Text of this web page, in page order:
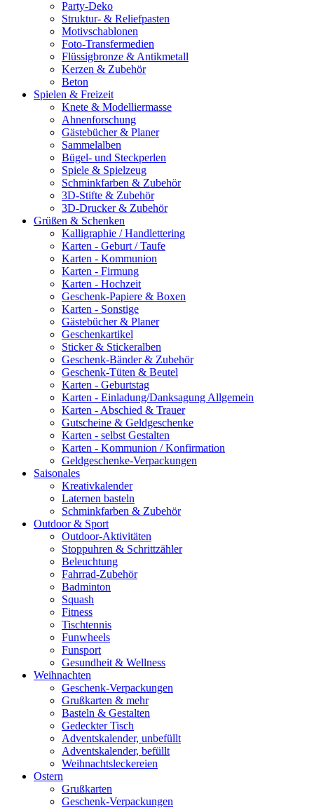
Party-Deko
Struktur- & Reliefpasten
Motivschablonen
Foto-Transfermedien
Flüssigbronze & Antikmetall
Kerzen & Zubehör
Beton
Spielen & Freizeit
Knete & Modelliermasse
Ahnenforschung
Gästebücher & Planer
Sammelalben
Bügel- und Steckperlen
Spiele & Spielzeug
Schminkfarben & Zubehör
3D-Stifte & Zubehör
3D-Drucker & Zubehör
Grüßen & Schenken
Kalligraphie / Handlettering
Karten - Geburt / Taufe
Karten - Kommunion
Karten - Firmung
Karten - Hochzeit
Geschenk-Papiere & Boxen
Karten - Sonstige
Gästebücher & Planer
Geschenkartikel
Sticker & Stickeralben
Geschenk-Bänder & Zubehör
Geschenk-Tüten & Beutel
Karten - Geburtstag
Karten - Einladung/Danksagung Allgemein
Karten - Abschied & Trauer
Gutscheine & Geldgeschenke
Karten - selbst Gestalten
Karten - Kommunion / Konfirmation
Geldgeschenke-Verpackungen
Saisonales
Kreativkalender
Laternen basteln
Schminkfarben & Zubehör
Outdoor & Sport
Outdoor-Aktivitäten
Stoppuhren & Schrittzähler
Beleuchtung
Fahrrad-Zubehör
Badminton
Squash
Fitness
Tischtennis
Funwheels
Funsport
Gesundheit & Wellness
Weihnachten
Geschenk-Verpackungen
Grußkarten & mehr
Basteln & Gestalten
Gedeckter Tisch
Adventskalender, unbefüllt
Adventskalender, befüllt
Weihnachtsleckereien
Ostern
Grußkarten
Geschenk-Verpackungen